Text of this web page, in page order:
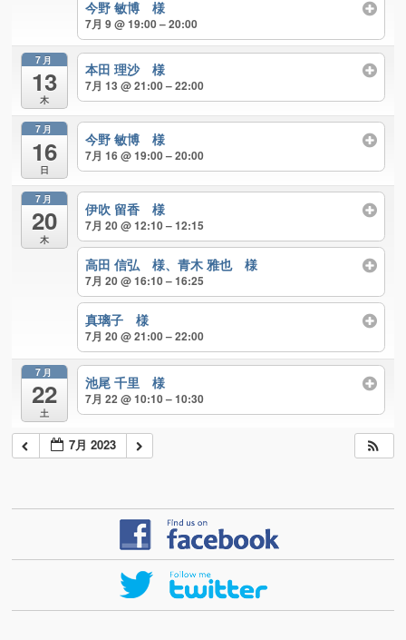
今野 敏博 様
7月 9 @ 19:00 – 20:00
7月
13
木
本田 理沙 様
7月 13 @ 21:00 – 22:00
7月
16
日
今野 敏博 様
7月 16 @ 19:00 – 20:00
7月
20
木
伊吹 留香 様
7月 20 @ 12:10 – 12:15
高田 信弘 様、青木 雅也 様
7月 20 @ 16:10 – 16:25
真璃子 様
7月 20 @ 21:00 – 22:00
7月
22
土
池尾 千里 様
7月 22 @ 10:10 – 10:30
7月 2023